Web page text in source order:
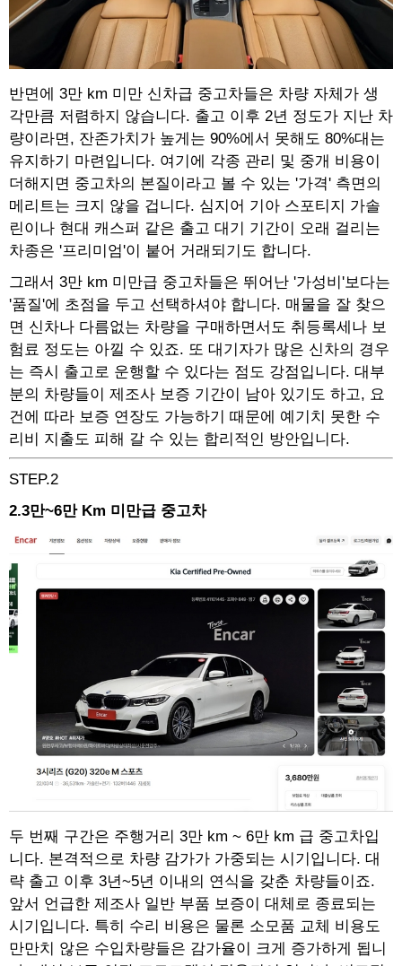
반면에 3만 km 미만 신차급 중고차들은 차량 자체가 생
각만큼 저렴하지 않습니다. 출고 이후 2년 정도가 지난 차
량이라면, 잔존가치가 높게는 90%에서 못해도 80%대는
유지하기 마련입니다. 여기에 각종 관리 및 중개 비용이
더해지면 중고차의 본질이라고 볼 수 있는 '가격' 측면의
메리트는 크지 않을 겁니다. 심지어 기아 스포티지 가솔
린이나 현대 캐스퍼 같은 출고 대기 기간이 오래 걸리는
차종은 '프리미엄'이 붙어 거래되기도 합니다.
그래서 3만 km 미만급 중고차들은 뛰어난 '가성비'보다는
'품질'에 초점을 두고 선택하셔야 합니다. 매물을 잘 찾으
면 신차나 다름없는 차량을 구매하면서도 취등록세나 보
험료 정도는 아낄 수 있죠. 또 대기자가 많은 신차의 경우
는 즉시 출고로 운행할 수 있다는 점도 강점입니다. 대부
분의 차량들이 제조사 보증 기간이 남아 있기도 하고, 요
건에 따라 보증 연장도 가능하기 때문에 예기치 못한 수
리비 지출도 피해 갈 수 있는 합리적인 방안입니다.
STEP.2
2.3만~6만 Km 미만급 중고차
두 번째 구간은 주행거리 3만 km ~ 6만 km 급 중고차입
니다. 본격적으로 차량 감가가 가중되는 시기입니다. 대
략 출고 이후 3년~5년 이내의 연식을 갖춘 차량들이죠.
앞서 언급한 제조사 일반 부품 보증이 대체로 종료되는
시기입니다. 특히 수리 비용은 물론 소모품 교체 비용도
만만치 않은 수입차량들은 감가율이 크게 증가하게 됩니